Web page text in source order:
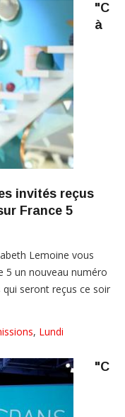
"C
à
invités reçus
France 5
Lemoine vous
5 un nouveau numéro
qui seront reçus ce soir
, Lundi
"C